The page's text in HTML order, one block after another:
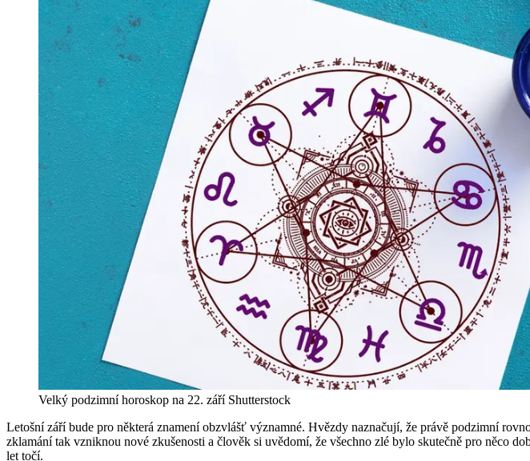
Velký podzimní horoskop na 22. září Shutterstock
Letošní září bude pro některá znamení obzvlášť významné. Hvězdy naznačují, že právě podzimní
zklamání tak vzniknou nové zkušenosti a člověk si uvědomí, že všechno zlé bylo skutečně pro něco
let točí.